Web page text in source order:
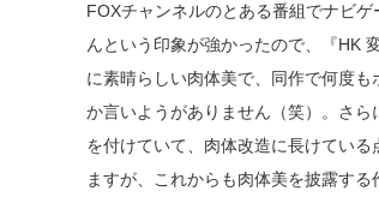
FOXチャンネルのとある番組でナビ
んという印象が強かったので、『HK
に素晴らしい肉体美で、同作で何度
か言いようがありません（笑）。さ
を付けていて、肉体改造に長けてい
ますが、これからも肉体美を披露す